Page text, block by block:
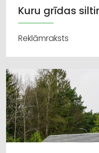
Kuru grīdas
Reklāmraksts